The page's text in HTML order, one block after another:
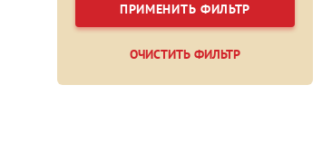
ПРИМЕНИТЬ ФИЛЬТР
ОЧИСТИТЬ ФИЛЬТР